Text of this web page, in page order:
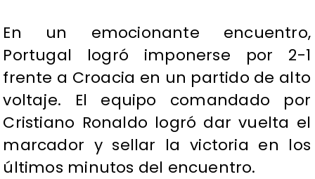
En un emocionante encuentro,
Portugal logró imponerse por 2-1
frente a Croacia en un partido de alto
voltaje. El equipo comandado por
Cristiano Ronaldo logró dar vuelta el
marcador y sellar la victoria en los
últimos minutos del encuentro.